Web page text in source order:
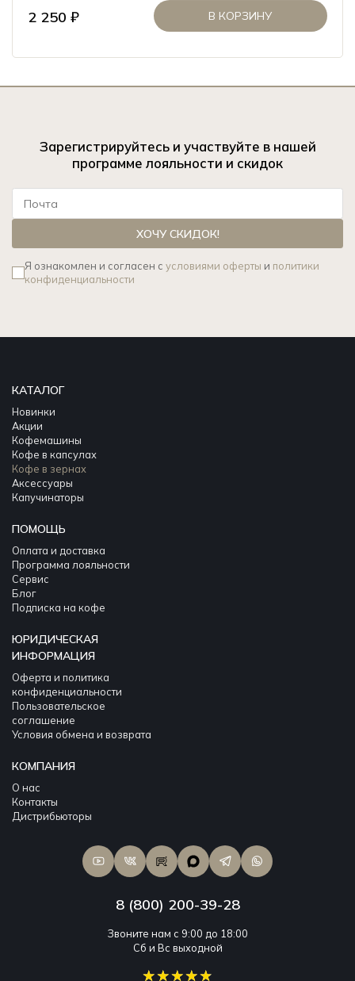
2 250 ₽ В КОРЗИНУ
Зарегистрируйтесь и участвуйте в нашей
программе лояльности и скидок
ХОЧУ СКИДОК!
Я ознакомлен и согласен с условиями оферты и политики
конфиденциальности
КАТАЛОГ
Новинки
Акции
Кофемашины
Кофе в капсулах
Кофе в зернах
Аксессуары
Капучинаторы
ПОМОЩЬ
Оплата и доставка
Программа лояльности
Сервис
Блог
Подписка на кофе
ЮРИДИЧЕСКАЯ
ИНФОРМАЦИЯ
Оферта и политика
конфиденциальности
Пользовательское
соглашение
Условия обмена и возврата
КОМПАНИЯ
О нас
Контакты
Дистрибьюторы
8 (800) 200-39-28
Звоните нам с 9:00 до 18:00
Сб и Вс выходной
★★★★★